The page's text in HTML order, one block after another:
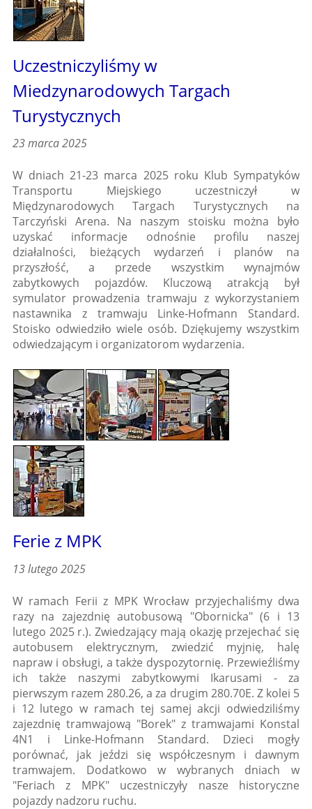
Uczestniczyliśmy w
Miedzynarodowych Targach
Turystycznych
23 marca 2025
W dniach 21-23 marca 2025 roku Klub Sympatyków
Transportu Miejskiego uczestniczył w
Międzynarodowych Targach Turystycznych na
Tarczyński Arena. Na naszym stoisku można było
uzyskać informacje odnośnie profilu naszej
działalności, bieżących wydarzeń i planów na
przyszłość, a przede wszystkim wynajmów
zabytkowych pojazdów. Kluczową atrakcją był
symulator prowadzenia tramwaju z wykorzystaniem
nastawnika z tramwaju Linke-Hofmann Standard.
Stoisko odwiedziło wiele osób. Dziękujemy wszystkim
odwiedzającym i organizatorom wydarzenia.
Ferie z MPK
13 lutego 2025
W ramach Ferii z MPK Wrocław przyjechaliśmy dwa
razy na zajezdnię autobusową "Obornicka" (6 i 13
lutego 2025 r.). Zwiedzający mają okazję przejechać się
autobusem elektrycznym, zwiedzić myjnię, halę
napraw i obsługi, a także dyspozytornię. Przewieźliśmy
ich także naszymi zabytkowymi Ikarusami - za
pierwszym razem 280.26, a za drugim 280.70E. Z kolei 5
i 12 lutego w ramach tej samej akcji odwiedziliśmy
zajezdnię tramwajową "Borek" z tramwajami Konstal
4N1 i Linke-Hofmann Standard. Dzieci mogły
porównać, jak jeździ się współczesnym i dawnym
tramwajem. Dodatkowo w wybranych dniach w
"Feriach z MPK" uczestniczyły nasze historyczne
pojazdy nadzoru ruchu.